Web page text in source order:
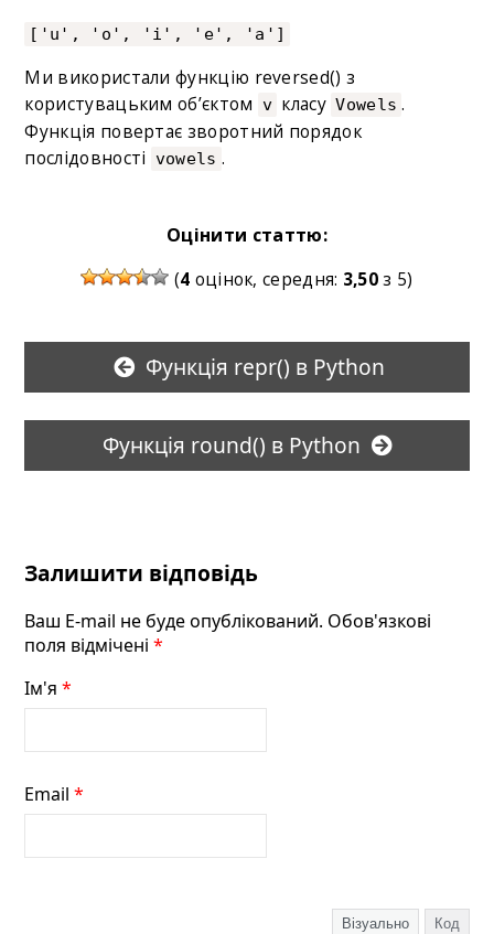
['u', 'o', 'i', 'e', 'a']
Ми використали функцію reversed() з
користувацьким об’єктом v класу Vowels .
Функція повертає зворотний порядок
послідовності vowels .
Оцінити статтю:
(4 оцінок, середня: 3,50з 5)
Функція repr() в Python
Функція round() в Python
Залишити відповідь
Ваш E-mail не буде опублікований. Обов'язкові
поля відмічені*
Ім'я*
Email*
Візуально Код